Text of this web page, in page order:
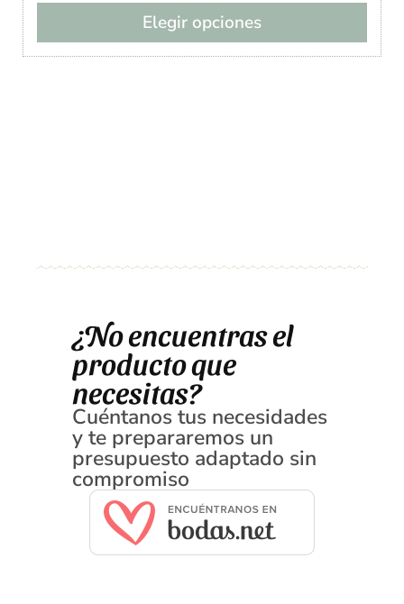
Elegir opciones
¿No encuentras el
producto que
necesitas?
Cuéntanos tus necesidades
y te prepararemos un
presupuesto adaptado sin
compromiso